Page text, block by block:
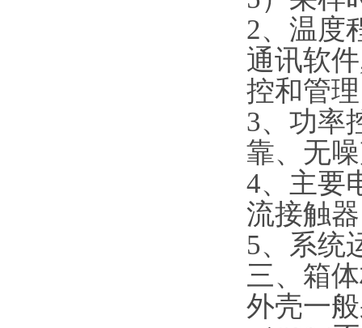
2、温度
通讯软
控和管
3、功率
靠、无
4、主要
流接触
5、系统
三、箱
外壳一